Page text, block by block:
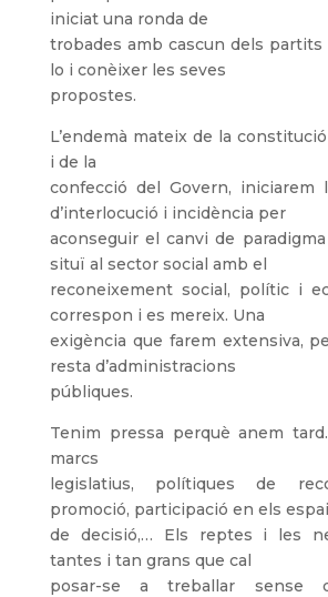
iniciat una ronda de
trobades amb cascun dels
lo i conèixer les seves
propostes.
L’endemà mateix de la
i de la
confecció del Govern, iniciarem
d’interlocució i incidència per
aconseguir el canvi de
situï al sector social amb el
reconeixement social, polític i
correspon i es mereix. Una
exigència que farem extensiva,
resta d’administracions
públiques.
Tenim pressa perquè anem
marcs
legislatius, polítiques de
promoció, participació en els
de decisió,… Els reptes i les
tantes i tan grans que cal
posar-se a treballar sense